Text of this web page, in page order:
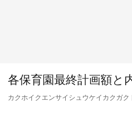
各保育園最終計画額と
カクホイクエンサイシュウケイカクガク